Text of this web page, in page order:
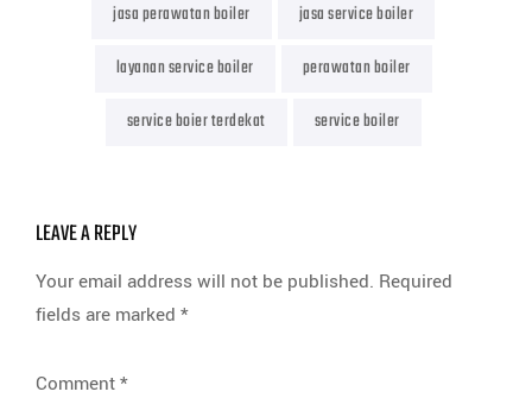
jasa perawatan boiler
jasa service boiler
layanan service boiler
perawatan boiler
service boier terdekat
service boiler
LEAVE A REPLY
Your email address will not be published. Required
fields are marked *
Comment*